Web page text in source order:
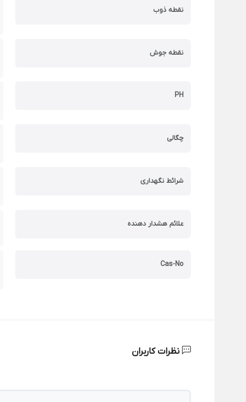
نقطه ذوب
نقطه جوش
PH
چگالی
شرائط نگهداری
علائم هشدار دهنده
Cas-No
نظرات کاربران